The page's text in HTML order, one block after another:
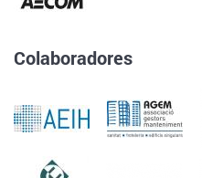
Colaboradores